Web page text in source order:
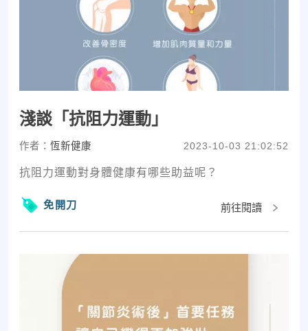
淺談「抗阻力運動」
作者： 恆新健康 2023-10-03 21:02:52
抗阻力運動對身體健康有哪些助益呢？
免開刀 前往閱讀